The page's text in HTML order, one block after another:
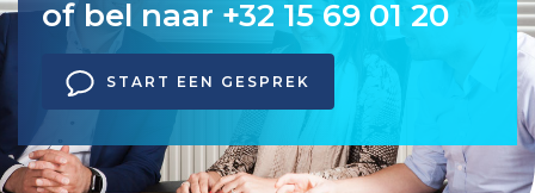
of bel naar +32 15 69 01 20
START EEN GESPREK